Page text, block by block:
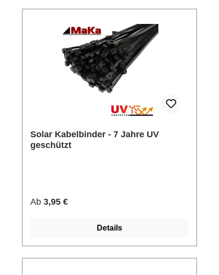
Solar Kabelbinder - 7 Jahre UV
geschützt
Regulärer Preis:
Ab 3,95 €
Details